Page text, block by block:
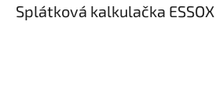
Splátková kalkulačka ESSOX